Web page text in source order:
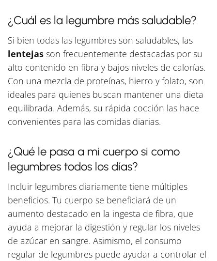
¿Cuál es la legumbre más saludable?
Si bien todas las legumbres son saludables, las
lentejas son frecuentemente destacadas por su
alto contenido en fibra y bajos niveles de calorías.
Con una mezcla de proteínas, hierro y folato, son
ideales para quienes buscan mantener una dieta
equilibrada. Además, su rápida cocción las hace
convenientes para las comidas diarias.
¿Qué le pasa a mi cuerpo si como
legumbres todos los días?
Incluir legumbres diariamente tiene múltiples
beneficios. Tu cuerpo se beneficiará de un
aumento destacado en la ingesta de fibra, que
ayuda a mejorar la digestión y regular los niveles
de azúcar en sangre. Asimismo, el consumo
regular de legumbres puede ayudar a controlar el